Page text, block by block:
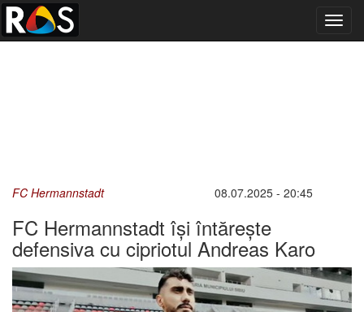
FC Hermannstadt 08.07.2025 - 20:45
FC Hermannstadt își întărește
defensiva cu cipriotul Andreas Karo